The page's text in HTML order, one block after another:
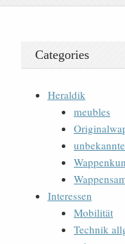
Categories
Heraldik
meubles
Interessen
Mobilität
Technik